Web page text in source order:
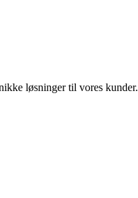
løsninger til vores kunder.